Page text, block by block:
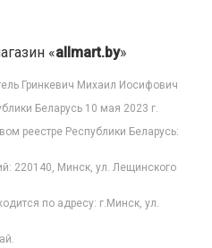
«allmart.by»
Гринкевич Михаил Иосифович
Беларусь 10 мая 2023 г.
реестре Республики Беларусь:
220140, Минск, ул. Лещинского
по адресу: г.Минск, ул.